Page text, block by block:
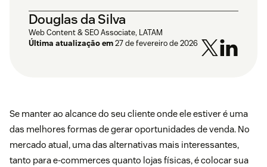
Douglas da Silva
Web Content & SEO Associate, LATAM
Última atualização em27 de fevereiro de 2026
Se manter ao alcance do seu cliente onde ele estiver é uma
das melhores formas de gerar oportunidades de venda. No
mercado atual, uma das alternativas mais interessantes,
tanto para e-commerces quanto lojas físicas, é colocar sua